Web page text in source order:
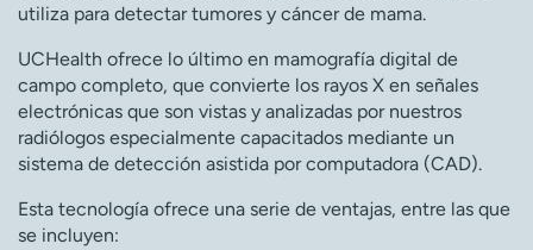
utiliza para detectar tumores y cáncer de mama.
UCHealth ofrece lo último en mamografía digital de
campo completo, que convierte los rayos X en señales
electrónicas que son vistas y analizadas por nuestros
radiólogos especialmente capacitados mediante un
sistema de detección asistida por computadora (CAD).
Esta tecnología ofrece una serie de ventajas, entre las que
se incluyen: